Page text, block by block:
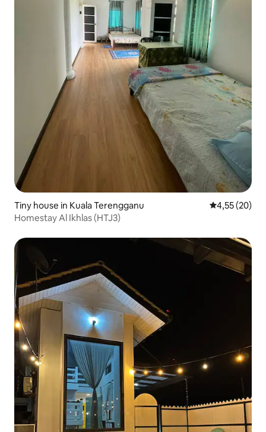
Tiny house in Kuala Terengganu Gemiddelde
4,55 (20)
Homestay Al Ikhlas (HTJ3)